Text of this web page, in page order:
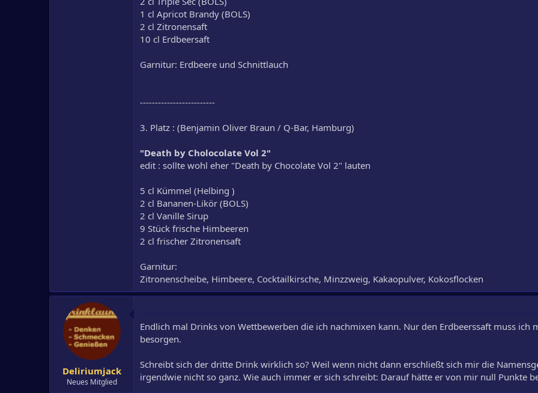
1 cl Apricot Brandy (BOLS)
2 cl Zitronensaft
10 cl Erdbeersaft
Garnitur: Erdbeere und Schnittlauch
-------------------------
3. Platz : (Benjamin Oliver Braun / Q-Bar, Hamburg)
"Death by Cholocolate Vol 2"
edit : sollte wohl eher "Death by Chocolate Vol 2" lauten
5 cl Kümmel (Helbing )
2 cl Bananen-Likör (BOLS)
2 cl Vanille Sirup
9 Stück frische Himbeeren
2 cl frischer Zitronensaft
Garnitur:
Zitronenscheibe, Himbeere, Cocktailkirsche, Minzzweig, Kakaopulver, Kokosflocken
Deliriumjack
Neues Mitglied
Endlich mal Drinks von Wettbewerben die ich nachmixen kann. Nur den Erdbeerssaft muss ich
besorgen.
Schreibt sich der dritte Drink wirklich so? Weil wenn nicht dann erschließt sich mir die
irgendwie nicht so ganz. Wie auch immer er sich schreibt: Darauf hätte er von mir null Punkte